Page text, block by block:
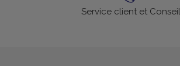
Service client et Conseil